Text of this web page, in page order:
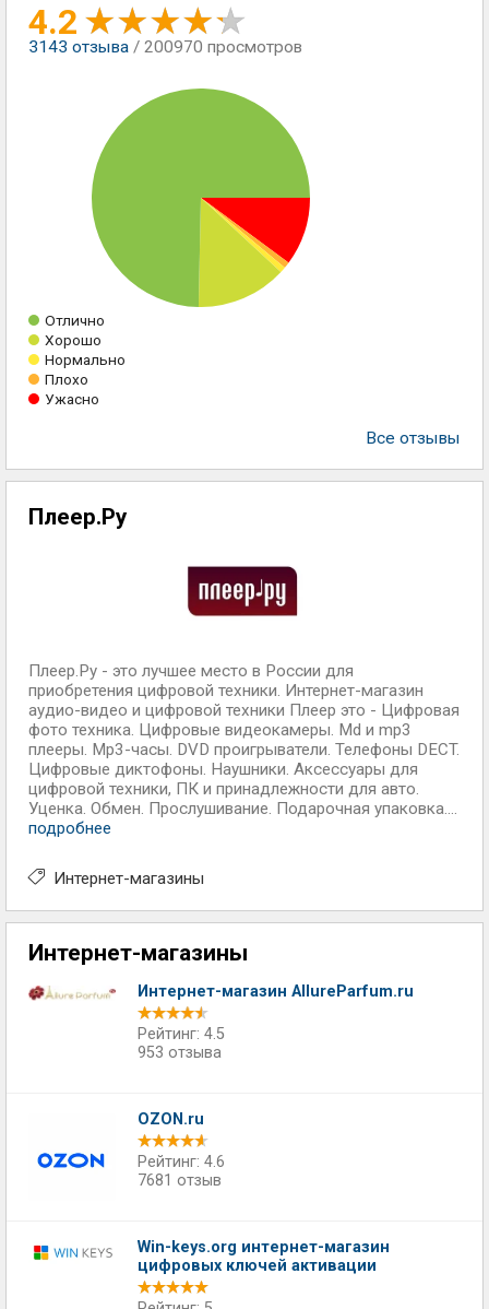
4.2
3143 отзыва / 200970 просмотров
Отлично
Хорошо
Нормально
Плохо
Ужасно
Все отзывы
Плеер.Ру
Плеер.Ру - это лучшее место в России для
приобретения цифровой техники. Интернет-магазин
аудио-видео и цифровой техники Плеер это - Цифровая
фото техника. Цифровые видеокамеры. Md и mp3
плееры. Mp3-часы. DVD проигрыватели. Телефоны DECT.
Цифровые диктофоны. Наушники. Аксессуары для
цифровой техники, ПК и принадлежности для авто.
Уценка. Обмен. Прослушивание. Подарочная упаковка....
подробнее
Интернет-магазины
Интернет-магазины
Интернет-магазин AllureParfum.ru
Рейтинг: 4.5
953 отзыва
OZON.ru
Рейтинг: 4.6
7681 отзыв
Win-keys.org интернет-магазин
цифровых ключей активации